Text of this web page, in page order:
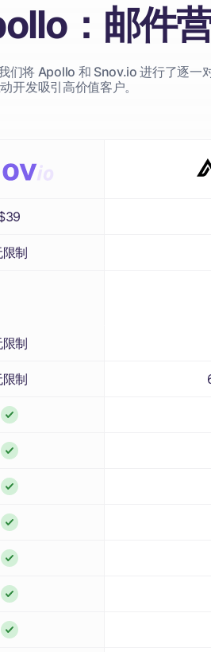
：邮件
们将 Apollo 和 Snov.io 进行了逐一
开发吸引高价值客户。
制
制
制